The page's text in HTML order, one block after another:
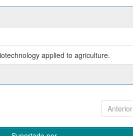
applied to agriculture.
Anterior